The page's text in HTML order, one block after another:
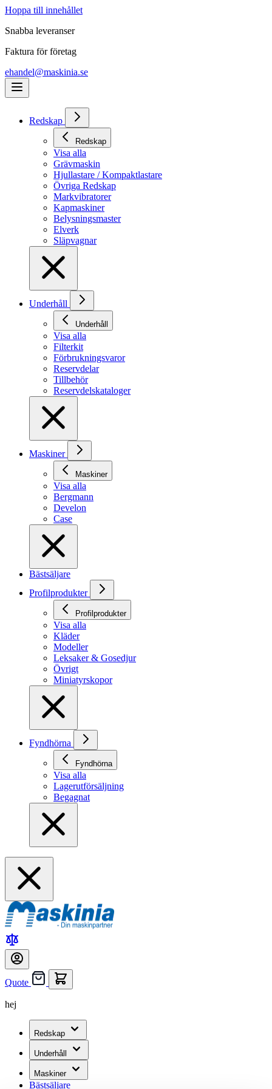
Hoppa till innehållet
Snabba leveranser
Faktura för företag
ehandel@maskinia.se
Redskap
Redskap
Visa alla
Grävmaskin
Hjullastare / Kompaktlastare
Övriga Redskap
Markvibratorer
Kapmaskiner
Belysningsmaster
Elverk
Släpvagnar
Underhåll
Underhåll
Visa alla
Filterkit
Förbrukningsvaror
Reservdelar
Tillbehör
Reservdelskataloger
Maskiner
Maskiner
Visa alla
Bergmann
Develon
Case
Bästsäljare
Profilprodukter
Profilprodukter
Visa alla
Kläder
Modeller
Leksaker & Gosedjur
Övrigt
Miniatyrskopor
Fyndhörna
Fyndhörna
Visa alla
Lagerutförsäljning
Begagnat
Quote
hej
Redskap
Underhåll
Maskiner
Bästsäljare